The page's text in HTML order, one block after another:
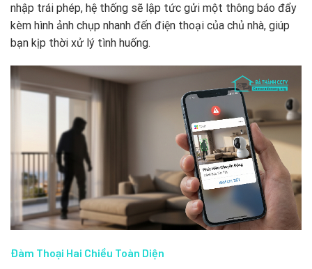
nhập trái phép, hệ thống sẽ lập tức gửi một thông báo đẩy
kèm hình ảnh chụp nhanh đến điện thoại của chủ nhà, giúp
bạn kịp thời xử lý tình huống.
Đàm Thoại Hai Chiều Toàn Diện